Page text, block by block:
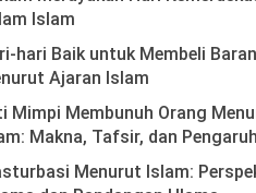
Islam
hari Baik untuk Membeli
Ajaran Islam
Mimpi Membunuh Orang
Makna, Tafsir, dan
Menurut Islam: